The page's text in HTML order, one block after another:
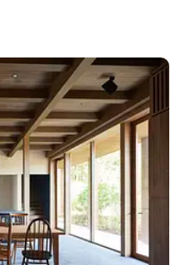
独立型のヴィラ6棟がござ